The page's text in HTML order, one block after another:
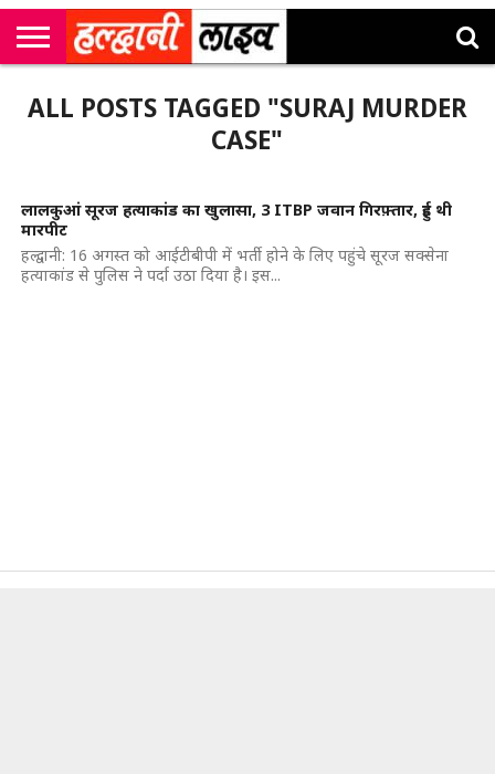
सी
एम
कॉर्नर
उत्तराखंड
न्यूज़
खेल
मनोरंजन
सम्पादकीय
जॉब
अलर्ट्स
ALL POSTS TAGGED "SURAJ MURDER
CASE"
लालकुआं सूरज हत्याकांड का खुलासा, 3 ITBP जवान गिरफ़्तार, हुई थी
मारपीट
हल्द्वानी: 16 अगस्त को आईटीबीपी में भर्ती होने के लिए पहुंचे सूरज सक्सेना
हत्याकांड से पुलिस ने पर्दा उठा दिया है। इस...